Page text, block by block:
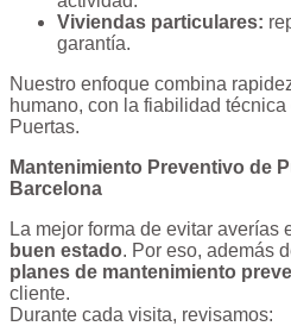
Viviendas particulares:
garantía.
Nuestro enfoque combina
humano, con la fiabilidad
Puertas.
Mantenimiento Preventivo de
Barcelona
La mejor forma de evitar averías
buen estado. Por eso, además
planes de mantenimiento
cliente.
Durante cada visita, revisamos: